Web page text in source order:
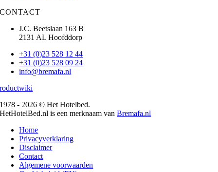
CONTACT
J.C. Beetslaan 163 B
2131 AL Hoofddorp
+31 (0)23 528 12 44
+31 (0)23 528 09 24
info@bremafa.nl
1978 - 2026 © Het Hotelbed.
HetHotelBed.nl is een merknaam vanBremafa.nl
Home
Privacyverklaring
Disclaimer
Contact
Algemene voorwaarden